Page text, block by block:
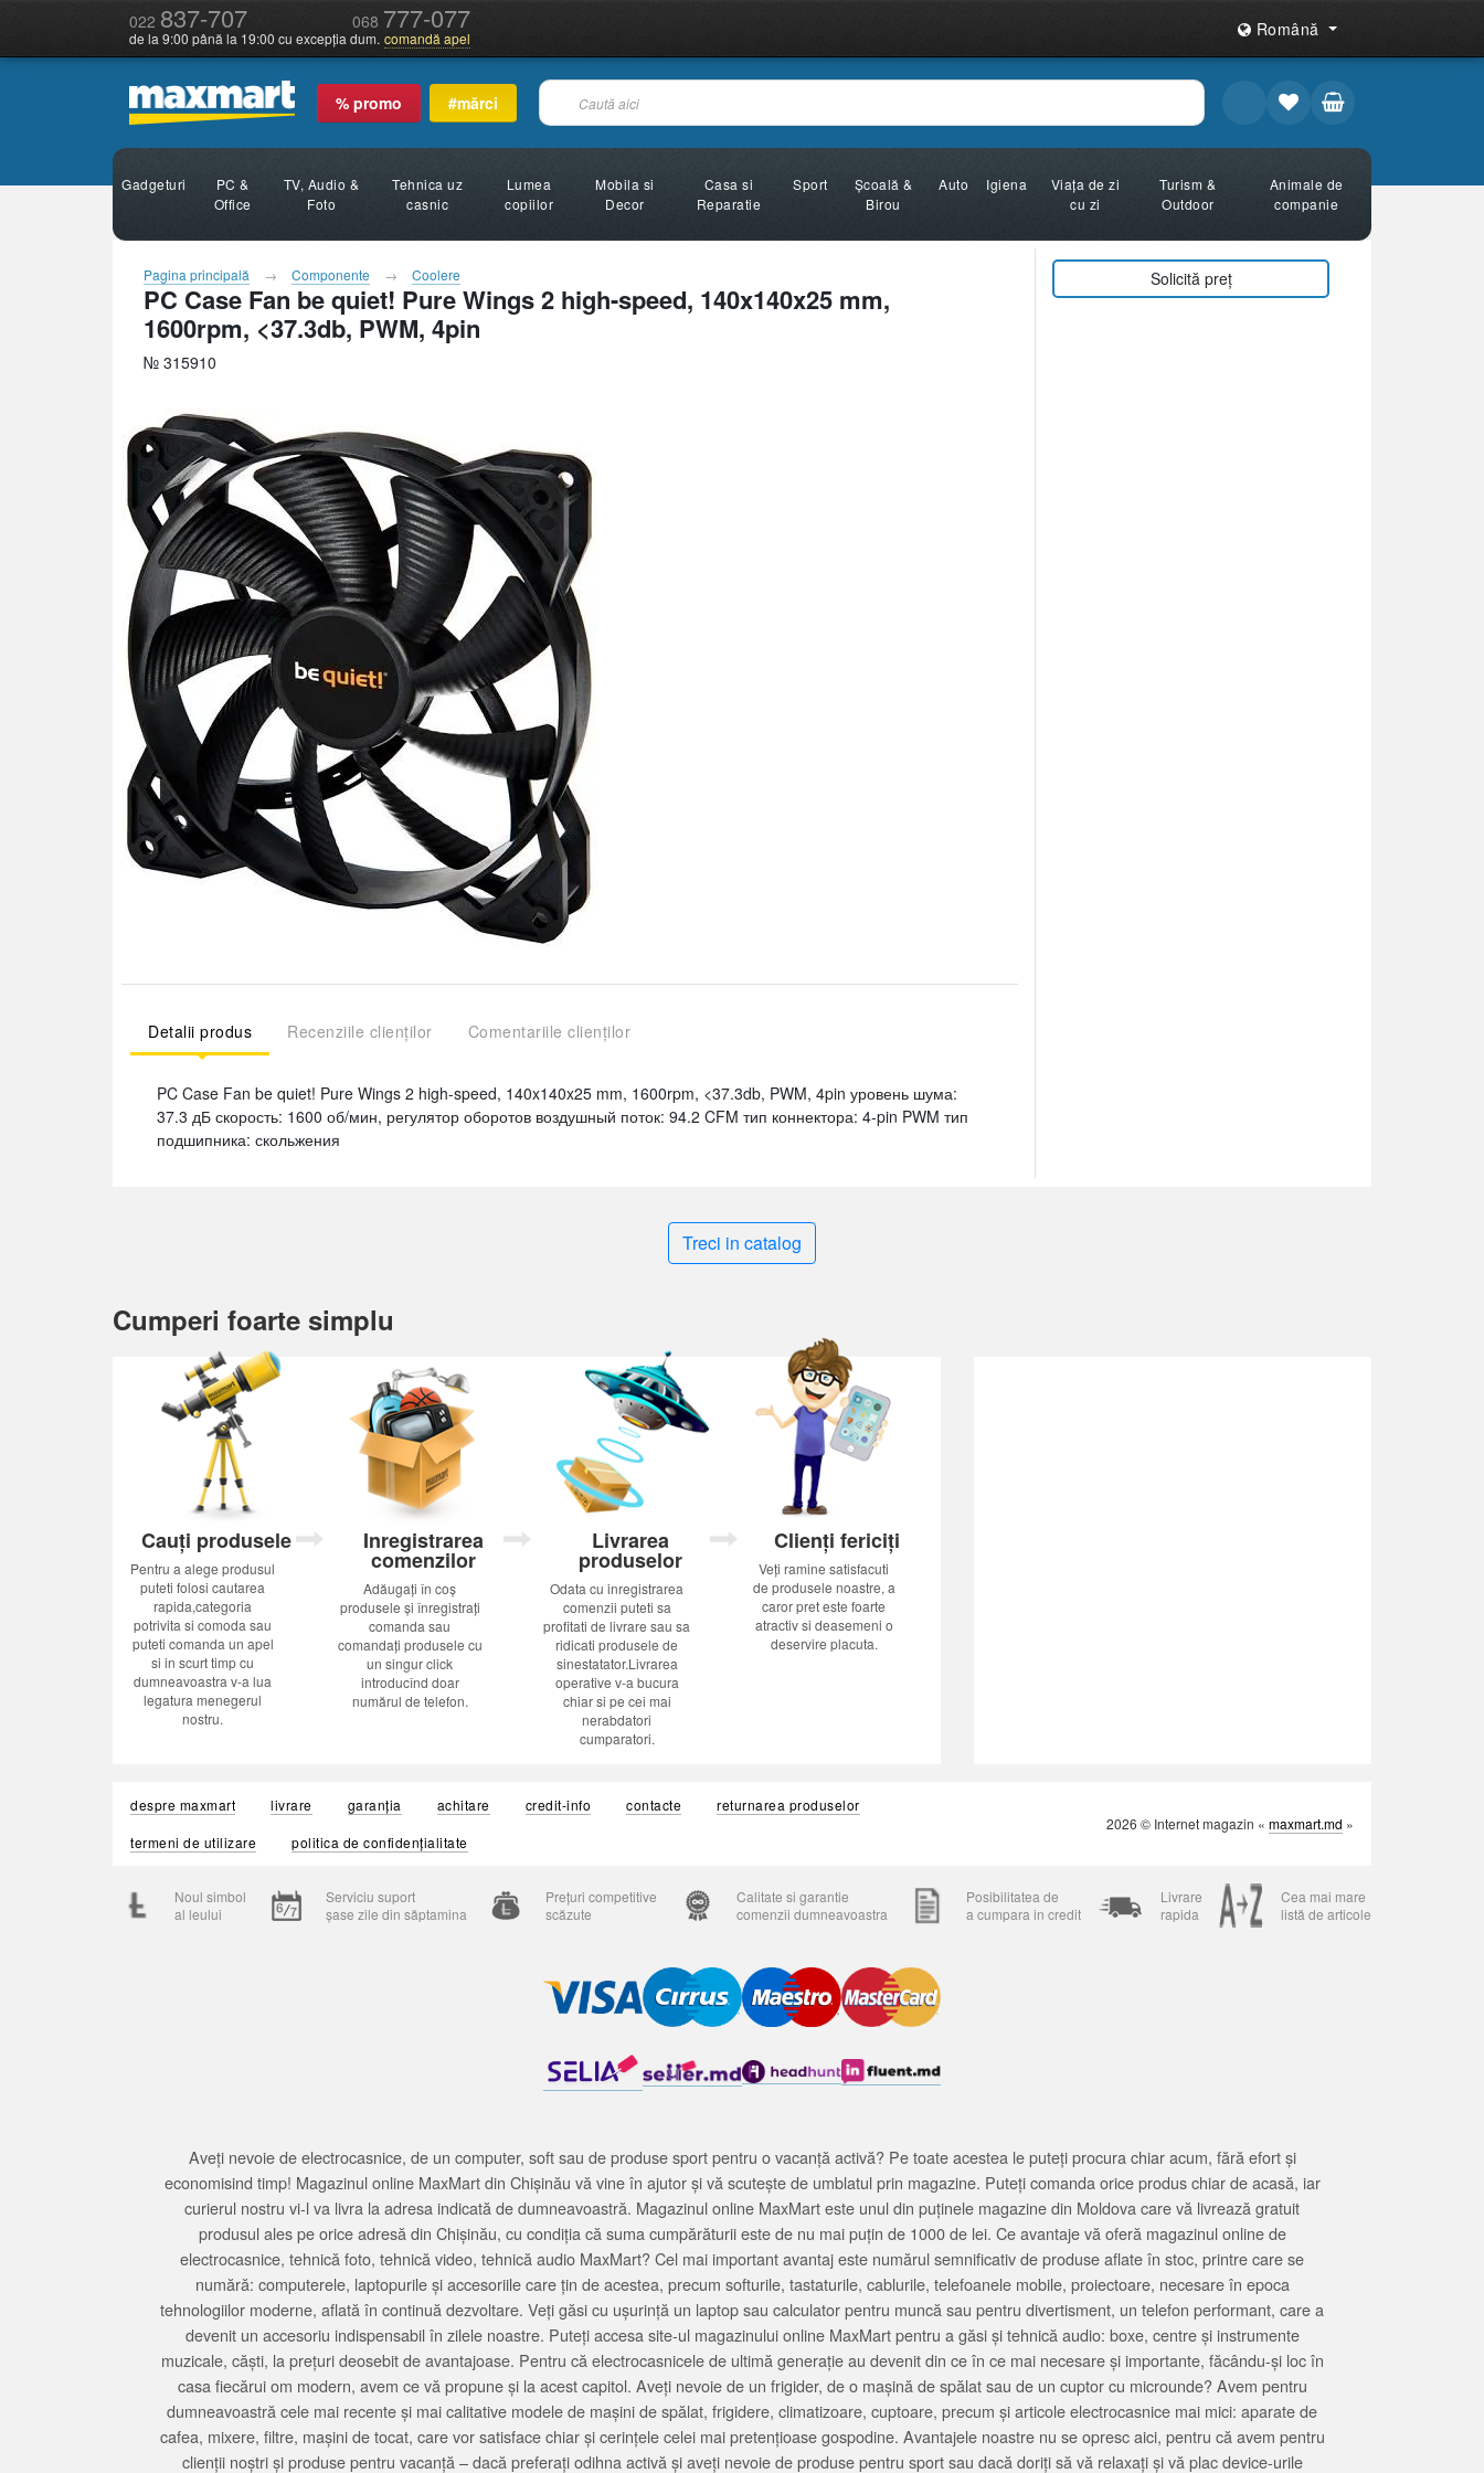
022 837-707 068 777-077
de la 9:00 până la 19:00 cu excepția dum. comandă apel Română
% promo #mărci
Gadgeturi
PC &
Office
TV, Audio &
Foto
Tehnica uz
casnic
Lumea
copiilor
Mobila si
Decor
Casa si
Reparatie
Sport
Şcoală &
Birou
Auto Igiena
Viața de zi
cu zi
Turism &
Outdoor
Animale de
companie
Pagina principală Componente Coolere
PC Case Fan be quiet! Pure Wings 2 high-speed, 140x140x25 mm,
1600rpm, <37.3db, PWM, 4pin
№ 315910
Detalii produs Recenziile clienților Comentariile clienților
PC Case Fan be quiet! Pure Wings 2 high-speed, 140x140x25 mm, 1600rpm, <37.3db, PWM, 4pin уровень шума:
37.3 дБ скорость: 1600 об/мин, регулятор оборотов воздушный поток: 94.2 CFM тип коннектора: 4-pin PWM тип
подшипника: скольжения
Solicită preț
Treci in catalog
Cumperi foarte simplu
Cauți produsele
Pentru a alege produsul
puteti folosi cautarea
rapida,categoria
potrivita si comoda sau
puteti comanda un apel
si in scurt timp cu
dumneavoastra v-a lua
legatura menegerul
nostru.
Inregistrarea
comenzilor
Adăugați în coș
produsele și înregistrați
comanda sau
comandați produsele cu
un singur click
introducînd doar
numărul de telefon.
Livrarea
produselor
Odata cu inregistrarea
comenzii puteti sa
profitati de livrare sau sa
ridicati produsele de
sinestatator.Livrarea
operative v-a bucura
chiar si pe cei mai
nerabdatori
cumparatori.
Clienți fericiți
Veți ramine satisfacuti
de produsele noastre, a
caror pret este foarte
atractiv si deasemeni o
deservire placuta.
despre maxmart livrare garanția achitare credit-info contacte
returnarea produselor
termeni de utilizare
politica de confidențialitate
2026 © Internet magazin « maxmart.md »
Noul simbol
al leului
Serviciu suport
șase zile din săptamina
Prețuri competitive
scăzute
Calitate si garantie
comenzii dumneavoastra
Posibilitatea de
a cumpara in credit
Livrare
rapida
Cea mai mare
listă de articole
Aveți nevoie de electrocasnice, de un computer, soft sau de produse sport pentru o vacanță activă? Pe toate acestea le puteți procura chiar acum, fără efort și
economisind timp! Magazinul online MaxMart din Chișinău vă vine în ajutor și vă scutește de umblatul prin magazine. Puteți comanda orice produs chiar de acasă, iar
curierul nostru vi-l va livra la adresa indicată de dumneavoastră. Magazinul online MaxMart este unul din puținele magazine din Moldova care vă livrează gratuit
produsul ales pe orice adresă din Chișinău, cu condiția că suma cumpărăturii este de nu mai puțin de 1000 de lei. Ce avantaje vă oferă magazinul online de
electrocasnice, tehnică foto, tehnică video, tehnică audio MaxMart? Cel mai important avantaj este numărul semnificativ de produse aflate în stoc, printre care se
numără: computerele, laptopurile și accesoriile care țin de acestea, precum softurile, tastaturile, cablurile, telefoanele mobile, proiectoare, necesare în epoca
tehnologiilor moderne, aflată în continuă dezvoltare. Veți găsi cu ușurință un laptop sau calculator pentru muncă sau pentru divertisment, un telefon performant, care a
devenit un accesoriu indispensabil în zilele noastre. Puteți accesa site-ul magazinului online MaxMart pentru a găsi și tehnică audio: boxe, centre și instrumente
muzicale, căști, la prețuri deosebit de avantajoase. Pentru că electrocasnicele de ultimă generație au devenit din ce în ce mai necesare și importante, făcându-și loc în
casa fiecărui om modern, avem ce vă propune și la acest capitol. Aveți nevoie de un frigider, de o mașină de spălat sau de un cuptor cu microunde? Avem pentru
dumneavoastră cele mai recente și mai calitative modele de mașini de spălat, frigidere, climatizoare, cuptoare, precum și articole electrocasnice mai mici: aparate de
cafea, mixere, filtre, mașini de tocat, care vor satisface chiar și cerințele celei mai pretențioase gospodine. Avantajele noastre nu se opresc aici, pentru că avem pentru
clienții noștri și produse pentru vacanță – dacă preferați odihna activă și aveți nevoie de produse pentru sport sau dacă doriți să vă relaxați și vă plac device-urile